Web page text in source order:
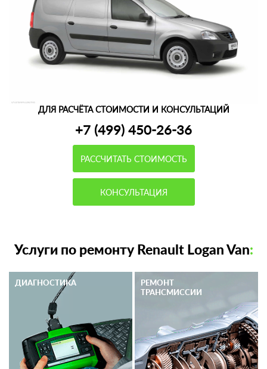
ДЛЯ РАСЧЁТА СТОИМОСТИ И КОНСУЛЬТАЦИЙ
+7 (499) 450-26-36
РАССЧИТАТЬ СТОИМОСТЬ
КОНСУЛЬТАЦИЯ
Услуги по ремонту Renault Logan Van:
ДИАГНОСТИКА
РЕМОНТ
ТРАНСМИССИИ